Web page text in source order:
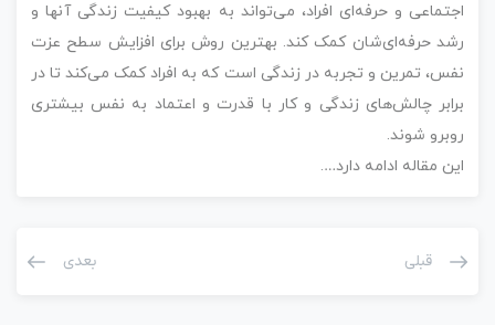
اجتماعی و حرفه‌ای افراد، می‌تواند به بهبود کیفیت زندگی آنها و
رشد حرفه‌ای‌شان کمک کند. بهترین روش برای افزایش سطح عزت
نفس، تمرین و تجربه در زندگی است که به افراد کمک می‌کند تا در
برابر چالش‌های زندگی و کار با قدرت و اعتماد به نفس بیشتری
روبرو شوند.
این مقاله ادامه دارد….
قبلی بعدی